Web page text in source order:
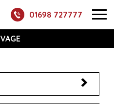
01698 727777